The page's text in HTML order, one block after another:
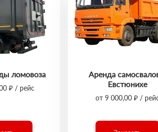
ломовоза
₽ / рейс
Аренда
Евстюнихе
от 9 000,00 ₽ /